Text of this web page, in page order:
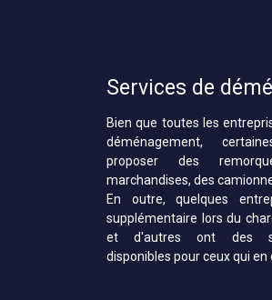
Services de
Bien que toutes les
déménagement,
proposer des
marchandises, des
En outre, quelques
supplémentaire lors du
et d'autres ont des
disponibles pour ceux qui en